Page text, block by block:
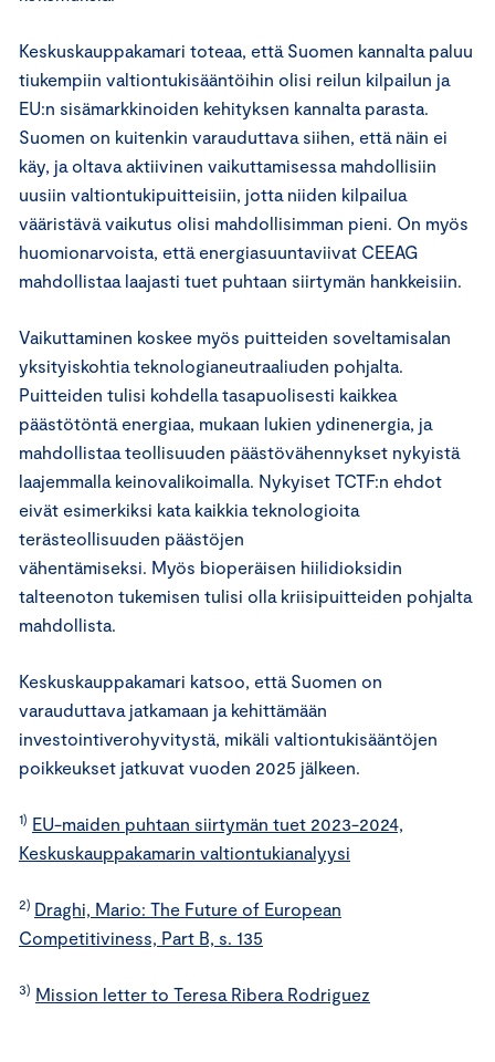
Keskuskauppakamari toteaa, että Suomen kannalta paluu
tiukempiin valtiontukisääntöihin olisi reilun kilpailun ja
EU:n sisämarkkinoiden kehityksen kannalta parasta.
Suomen on kuitenkin varauduttava siihen, että näin ei
käy, ja oltava aktiivinen vaikuttamisessa mahdollisiin
uusiin valtiontukipuitteisiin, jotta niiden kilpailua
vääristävä vaikutus olisi mahdollisimman pieni. On myös
huomionarvoista, että energiasuuntaviivat CEEAG
mahdollistaa laajasti tuet puhtaan siirtymän hankkeisiin.
Vaikuttaminen koskee myös puitteiden soveltamisalan
yksityiskohtia teknologianeutraaliuden pohjalta.
Puitteiden tulisi kohdella tasapuolisesti kaikkea
päästötöntä energiaa, mukaan lukien ydinenergia, ja
mahdollistaa teollisuuden päästövähennykset nykyistä
laajemmalla keinovalikoimalla. Nykyiset TCTF:n ehdot
eivät esimerkiksi kata kaikkia teknologioita
terästeollisuuden päästöjen
vähentämiseksi. Myös bioperäisen hiilidioksidin
talteenoton tukemisen tulisi olla kriisipuitteiden pohjalta
mahdollista.
Keskuskauppakamari katsoo, että Suomen on
varauduttava jatkamaan ja kehittämään
investointiverohyvitystä, mikäli valtiontukisääntöjen
poikkeukset jatkuvat vuoden 2025 jälkeen.
1) EU-maiden puhtaan siirtymän tuet 2023-2024,
Keskuskauppakamarin valtiontukianalyysi
2) Draghi, Mario: The Future of European
Competitiviness, Part B, s. 135
3) Mission letter to Teresa Ribera Rodriguez